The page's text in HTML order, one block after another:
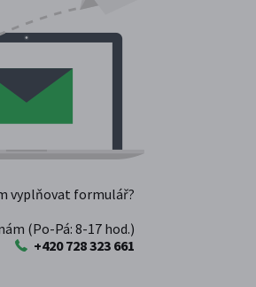
vyplňovat formulář?
(Po-Pá: 8-17 hod.)
+420 728 323 661